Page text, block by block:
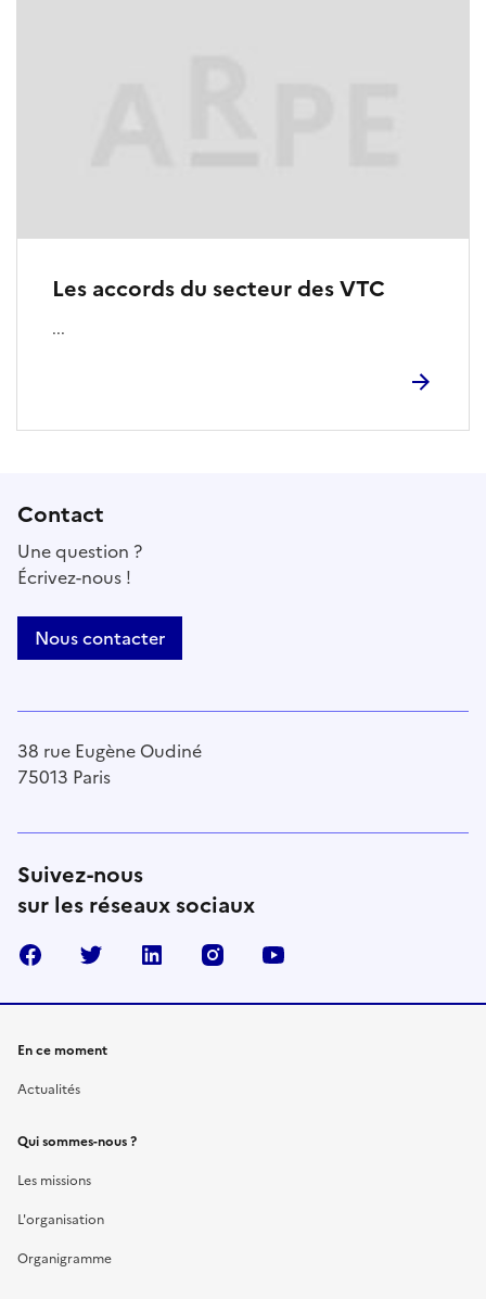
Les accords du secteur des VTC
...
Contact
Une question ?
Écrivez-nous !
Nous contacter
38 rue Eugène Oudiné
75013 Paris
Suivez-nous
sur les réseaux sociaux
FacebookTwitter Linkedin Instagram
En ce moment
Actualités
Qui sommes-nous ?
Les missions
L'organisation
Organigramme